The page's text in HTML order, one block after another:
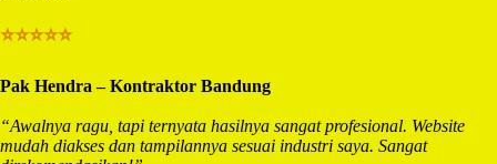
⭐⭐⭐⭐⭐
Pak Hendra – Kontraktor Bandung
“Awalnya ragu, tapi ternyata hasilnya sangat profesional. Website
mudah diakses dan tampilannya sesuai industri saya. Sangat